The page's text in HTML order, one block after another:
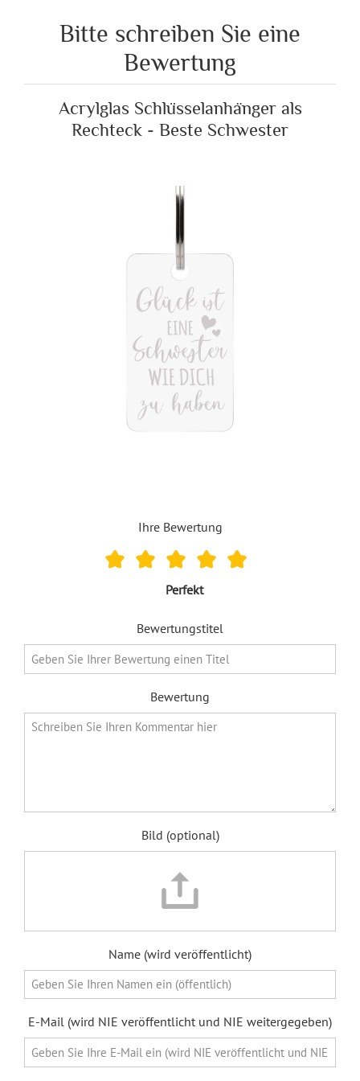
Bitte schreiben Sie eine
Bewertung
Acrylglas Schlüsselanhänger als
Rechteck - Beste Schwester
Ihre Bewertung
Perfekt
Bewertungstitel
Bewertung
Bild (optional)
Name (wird veröffentlicht)
E-Mail (wird NIE veröffentlicht und NIE weitergegeben)